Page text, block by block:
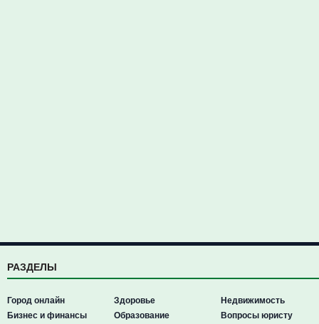
РАЗДЕЛЫ
Город онлайн
Бизнес и финансы
Здоровье
Образование
Недвижимость
Вопросы юристу